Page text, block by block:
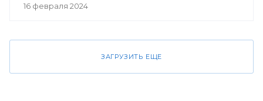
16 февраля 2024
ЗАГРУЗИТЬ ЕЩЕ